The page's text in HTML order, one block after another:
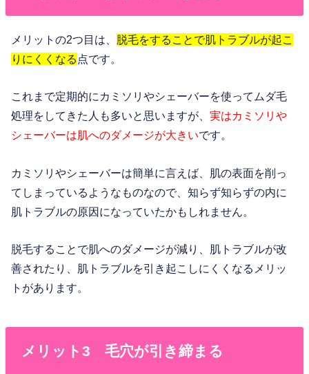
メリットの2つ目は、 脱毛をすることで肌トラブルが起こ
りにくくなる 点です。
これまで定期的にカミソリやシェーバーを使ってムダ毛
処理をしてきた人も多いと思いますが、実はカミソリや
シェーバーは肌へのダメージが大きいです。
カミソリやシェーバーは簡単に言えば、肌の表面を削っ
てしまっているようなものなので、知らず知らずの内に
肌トラブルの原因になっていたかもしれません。
脱毛することで肌へのダメージが減り、肌トラブルが改
善されたり、肌トラブルを引き起こしにくくなるメリッ
トがあります。
メリット3 毛穴が引き締まる